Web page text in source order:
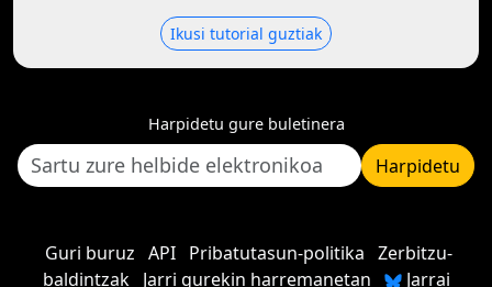
Ikusi tutorial guztiak
Harpidetu gure buletinera
Harpidetu
Guri buruz API Pribatutasun-politika Zerbitzu-
baldintzak
Jarri gurekin harremanetan Jarrai